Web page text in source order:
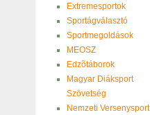
Extremesportok
Sportágválasztó
Sportmegoldások
MEOSZ
Edzõtáborok
Magyar Diáksport
Szövetség
Nemzeti Versenysport